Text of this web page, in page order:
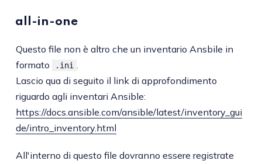
all-in-one
Questo file non è altro che un inventario Ansbile in
formato
.ini
Lascio qua di seguito il link di approfondimento
riguardo agli inventari Ansible:
https://docs.ansible.com/ansible/latest/inventory_gui
de/intro_inventory.html
All'interno di questo file dovranno essere registrate